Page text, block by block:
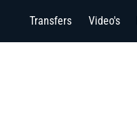
Transfers Video's